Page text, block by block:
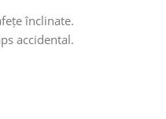
înclinate.
accidental.